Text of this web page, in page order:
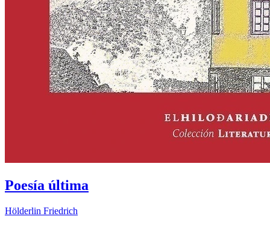
Poesía última
Hölderlin Friedrich